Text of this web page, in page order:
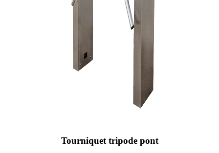
Tourniquet tripode pont